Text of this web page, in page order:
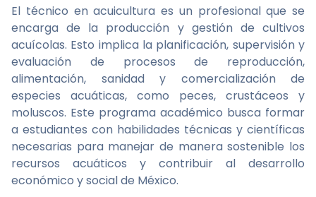
El técnico en acuicultura es un profesional que se
encarga de la producción y gestión de cultivos
acuícolas. Esto implica la planificación, supervisión y
evaluación de procesos de reproducción,
alimentación, sanidad y comercialización de
especies acuáticas, como peces, crustáceos y
moluscos. Este programa académico busca formar
a estudiantes con habilidades técnicas y científicas
necesarias para manejar de manera sostenible los
recursos acuáticos y contribuir al desarrollo
económico y social de México.